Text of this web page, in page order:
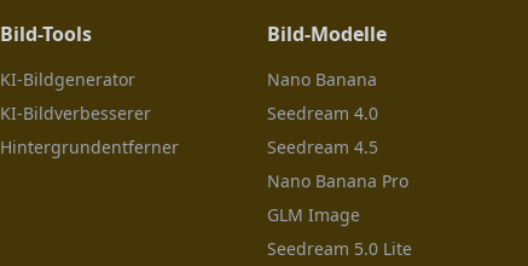
Bild-Tools
KI-Bildgenerator
KI-Bildverbesserer
Hintergrundentferner
Bild-Modelle
Nano Banana
Seedream 4.0
Seedream 4.5
Nano Banana Pro
GLM Image
Seedream 5.0 Lite